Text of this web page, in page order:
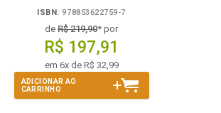
ISBN: 978853622759-7
deR$ 219,90* por
R$ 197,91
em 6x de R$ 32,99
ADICIONAR AO
CARRINHO